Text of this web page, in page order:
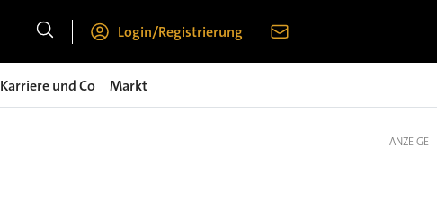
Login/Registrierung
Karriere und Co Markt
ANZEIGE